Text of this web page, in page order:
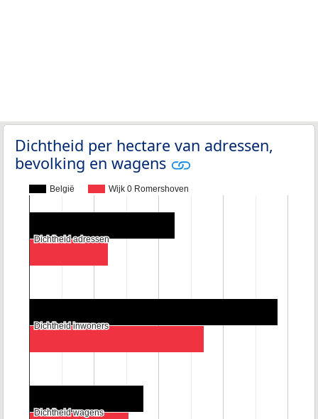
Dichtheid per hectare van adressen,
bevolking en wagens
België Wijk 0 Romershoven
Dichtheid adressen
Dichtheid adressen
Dichtheid inwoners
Dichtheid inwoners
Dichtheid wagens
Dichtheid wagens